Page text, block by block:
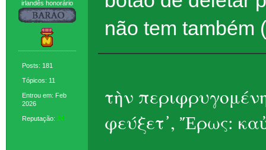
irlandês honorário
Posts: 181
Tópicos: 11
Entrou em: Feb
2026
Reputação: 24
não tem também
τὴν
φεύξετ᾽, Ἔρως: